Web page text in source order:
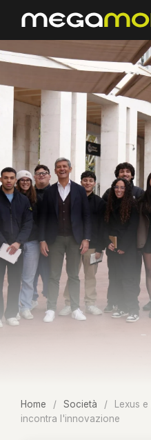
Home / Società /
Lexus
incontra l'innovazione